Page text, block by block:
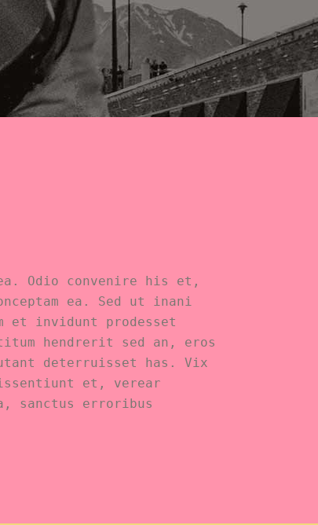
Odio convenire his et,
ea. Sed ut inani
et invidunt prodesset
hendrerit sed an, eros
deterruisset has. Vix
et, verear
sanctus erroribus